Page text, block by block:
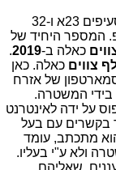
" - עוד סעיף מומצא על פי סעיפים 23א ו-32
הוא סעיף 23 לפסד"פ. המספר היחיד של
כאלה ב-2019
.
כאלה. כאן
של אזרח
המשטרה.
על ידה לאינטרנט
בקשרים עם בעל
מתכתב, עומד
ולא ע"י בעליו.
שאליהם